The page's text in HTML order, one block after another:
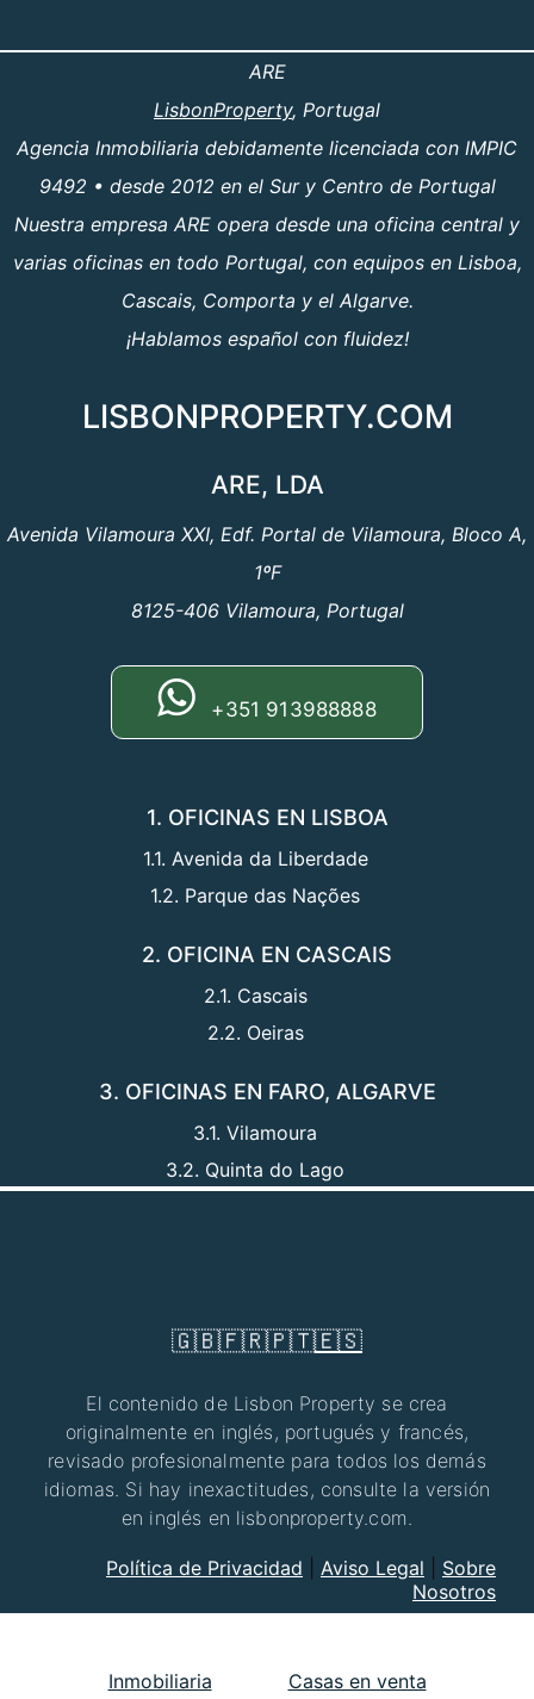
ARE
LisbonProperty, Portugal
Agencia Inmobiliaria debidamente licenciada con IMPIC
9492 • desde 2012 en el Sur y Centro de Portugal
Nuestra empresa ARE opera desde una oficina central y
varias oficinas en todo Portugal, con equipos en Lisboa,
Cascais, Comporta y el Algarve.
¡Hablamos español con fluidez!
LISBONPROPERTY.COM
ARE, LDA
Avenida Vilamoura XXI, Edf. Portal de Vilamoura, Bloco A,
1ºF
8125-406 Vilamoura, Portugal
+351 913988888
1. OFICINAS EN LISBOA
1.1. Avenida da Liberdade
1.2. Parque das Nações
2. OFICINA EN CASCAIS
2.1. Cascais
2.2. Oeiras
3. OFICINAS EN FARO, ALGARVE
3.1. Vilamoura
3.2. Quinta do Lago
🇬🇧🇫🇷🇵🇹🇪🇸
El contenido de Lisbon Property se crea
originalmente en inglés, portugués y francés,
revisado profesionalmente para todos los demás
idiomas. Si hay inexactitudes, consulte la versión
en inglés en lisbonproperty.com.
Política de Privacidad Aviso Legal
Sobre
Nosotros
Inmobiliaria Casas en venta